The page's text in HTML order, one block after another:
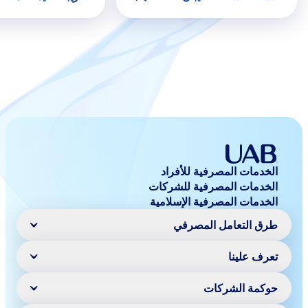
الخدمات المصرفية للأفراد
الخدمات المصرفية للشركات
الخدمات المصرفية الإسلامية
طرق التعامل المصرفي
خدمات الهاتف المتحرك
الخدمة عبر الإنترنت
المحفظة الرقمية
"آني" للمدفوعات الفورية
تعرف علينا
كلمة رئيس مجلس الادارة
تاريخ
حوكمة الشركات